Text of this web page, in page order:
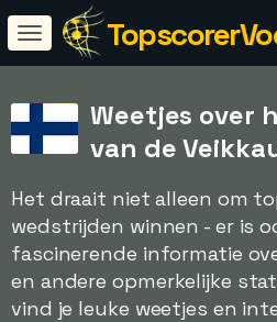
Weetjes over
van de
Het draait niet alleen om
wedstrijden winnen - er is
fascinerende informatie
en andere opmerkelijke
vind je leuke weetjes en